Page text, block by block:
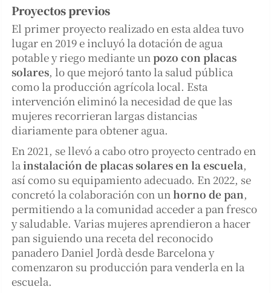
Proyectos previos
El primer proyecto realizado en esta aldea tuvo
lugar en 2019 e incluyó la dotación de agua
potable y riego mediante unpozo con placas
solares, lo que mejoró tanto la salud pública
como la producción agrícola local. Esta
intervención eliminó la necesidad de que las
mujeres recorrieran largas distancias
diariamente para obtener agua.
En 2021, se llevó a cabo otro proyecto centrado en
lainstalación de placas solares en la escuela,
así como su equipamiento adecuado. En 2022, se
concretó la colaboración con unhorno de pan,
permitiendo a la comunidad acceder a pan fresco
y saludable. Varias mujeres aprendieron a hacer
pan siguiendo una receta del reconocido
panadero Daniel Jordà desde Barcelona y
comenzaron su producción para venderla en la
escuela.